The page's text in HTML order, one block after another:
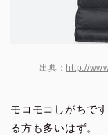
出典： http://
モコモコしがちです
る方も多いはず。